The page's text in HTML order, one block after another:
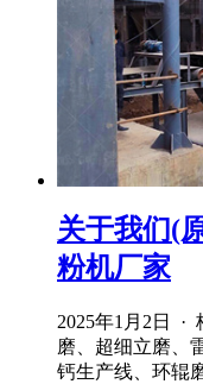
关于我们(
粉机厂家
2025年1月2日 ·
磨、超细立磨、
钙生产线、环辊